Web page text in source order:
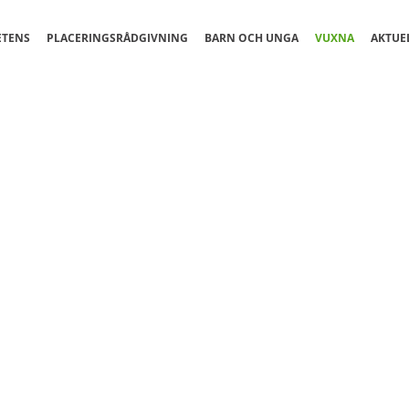
PLACERINGSRÅDGIVNING BARN OCH UNGA VUXNA